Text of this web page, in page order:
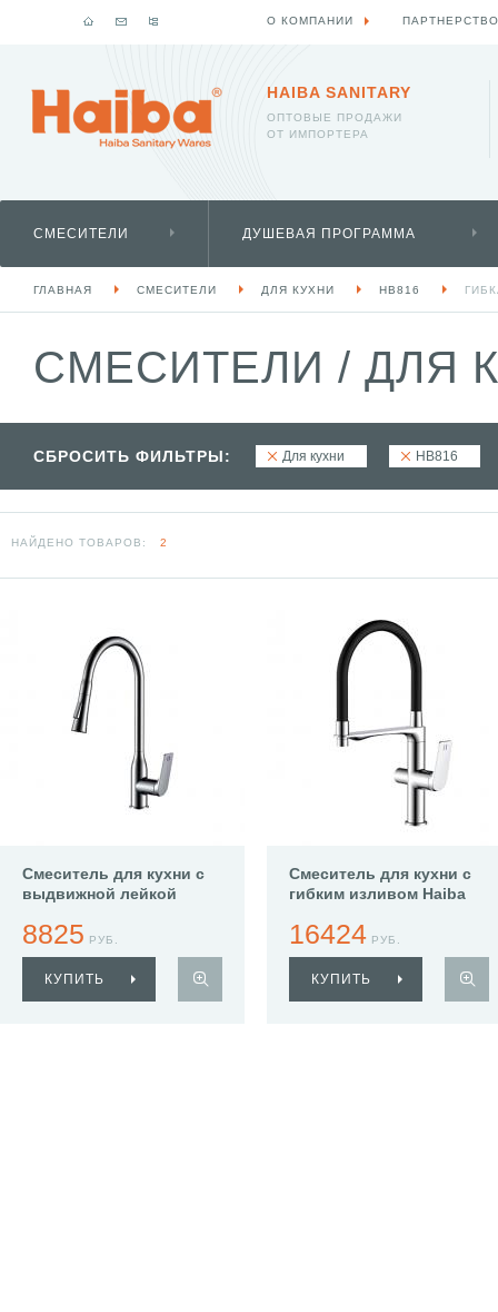
HAIBA SANITARY
ОПТОВЫЕ ПРОДАЖИ
ОТ ИМПОРТЕРА
СМЕСИТЕЛИ ДУШЕВАЯ ПРОГРАММА
ГЛАВНАЯ СМЕСИТЕЛИ ДЛЯ КУХНИ HB816
СМЕСИТЕЛИ / ДЛЯ
СБРОСИТЬ ФИЛЬТРЫ: Для кухни HB816
НАЙДЕНО ТОВАРОВ: 2
Смеситель для кухни с
выдвижной лейкой
8825 РУБ.
КУПИТЬ
Смеситель для кухни с
гибким изливом Haiba
16424 РУБ.
КУПИТЬ
О КОМПАНИИ ПАРТНЕРСТВО